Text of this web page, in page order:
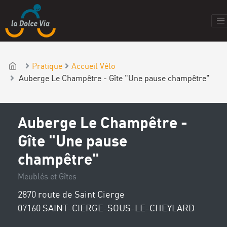
Pratique
Accueil Vélo
Auberge Le Champêtre - Gîte "Une pause champêtre"
Auberge Le Champêtre -
Gîte "Une pause
champêtre"
Meublés et Gîtes
2870 route de Saint Cierge
07160 SAINT-CIERGE-SOUS-LE-CHEYLARD